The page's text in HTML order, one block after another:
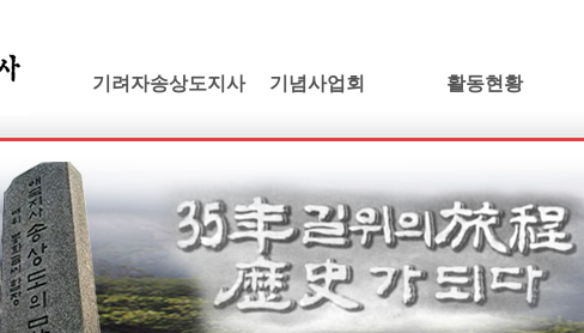
기려자송상도지사
연보 및 가계도
기려수필집필동기
생애와사상
유묵과유품
연혁지
기념사업회
인사말
정관 및 조직도
임원현황
사업계획
정기총회자료
활동현황
학술발표회논단
동영상갤러리
소설/기려수필
만화/기려수필
드라마/기려수필